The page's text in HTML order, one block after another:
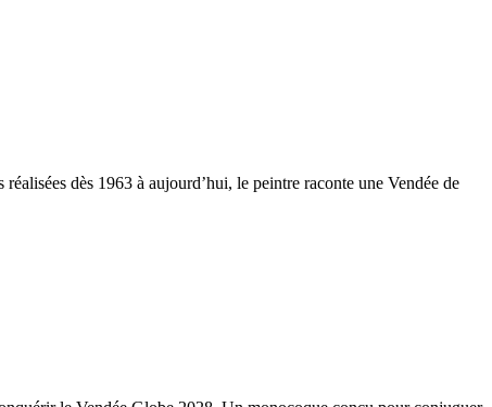
dès 1963 à aujourd’hui, le peintre raconte une Vendée de